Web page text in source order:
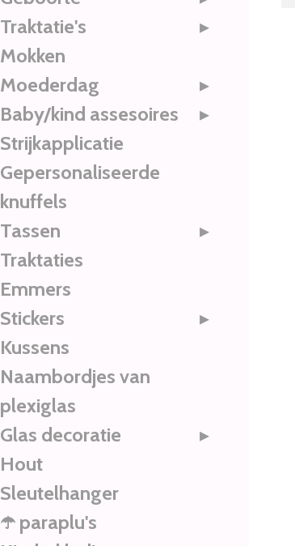
Traktatie's
Mokken
Moederdag
Baby/kind assesoires
Strijkapplicatie
Gepersonaliseerde
knuffels
Tassen
Traktaties
Emmers
Stickers
Kussens
Naambordjes van
plexiglas
Glas decoratie
Hout
Sleutelhanger
☂️ paraplu's